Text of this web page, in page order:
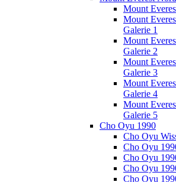
Mount
Mount
Galerie 1
Mount
Galerie 2
Mount
Galerie 3
Mount
Galerie 4
Mount
Galerie 5
Cho Oyu 1990
Cho Oyu
Cho Oyu
Cho Oyu
Cho Oyu
Cho Oyu